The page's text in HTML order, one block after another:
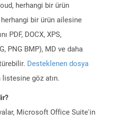
herhangi bir ürün
bir ürün ailesine
PDF, DOCX, XPS,
PNG BMP), MD ve daha
Desteklenen dosya
listesine göz atın.
Microsoft Office Suite'in